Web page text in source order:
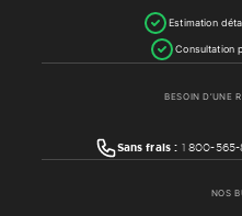
Estimation
Consultation
BESOIN D’UNE
Sans frais : 1 800-
NOS